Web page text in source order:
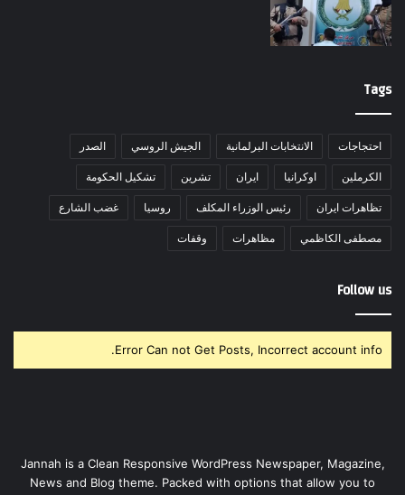
Tags
احتجاجات الانتخابات البرلمانية الجيش الروسي الصدر
الكرملين اوكرانيا ايران تشرين تشكيل الحكومة
تظاهرات ايران رئيس الوزراء المكلف روسيا غضب الشارع
مصطفى الكاظمي مظاهرات وقفات
Follow us
Error Can not Get Posts, Incorrect account info.
Jannah is a Clean Responsive WordPress Newspaper, Magazine,
News and Blog theme. Packed with options that allow you to